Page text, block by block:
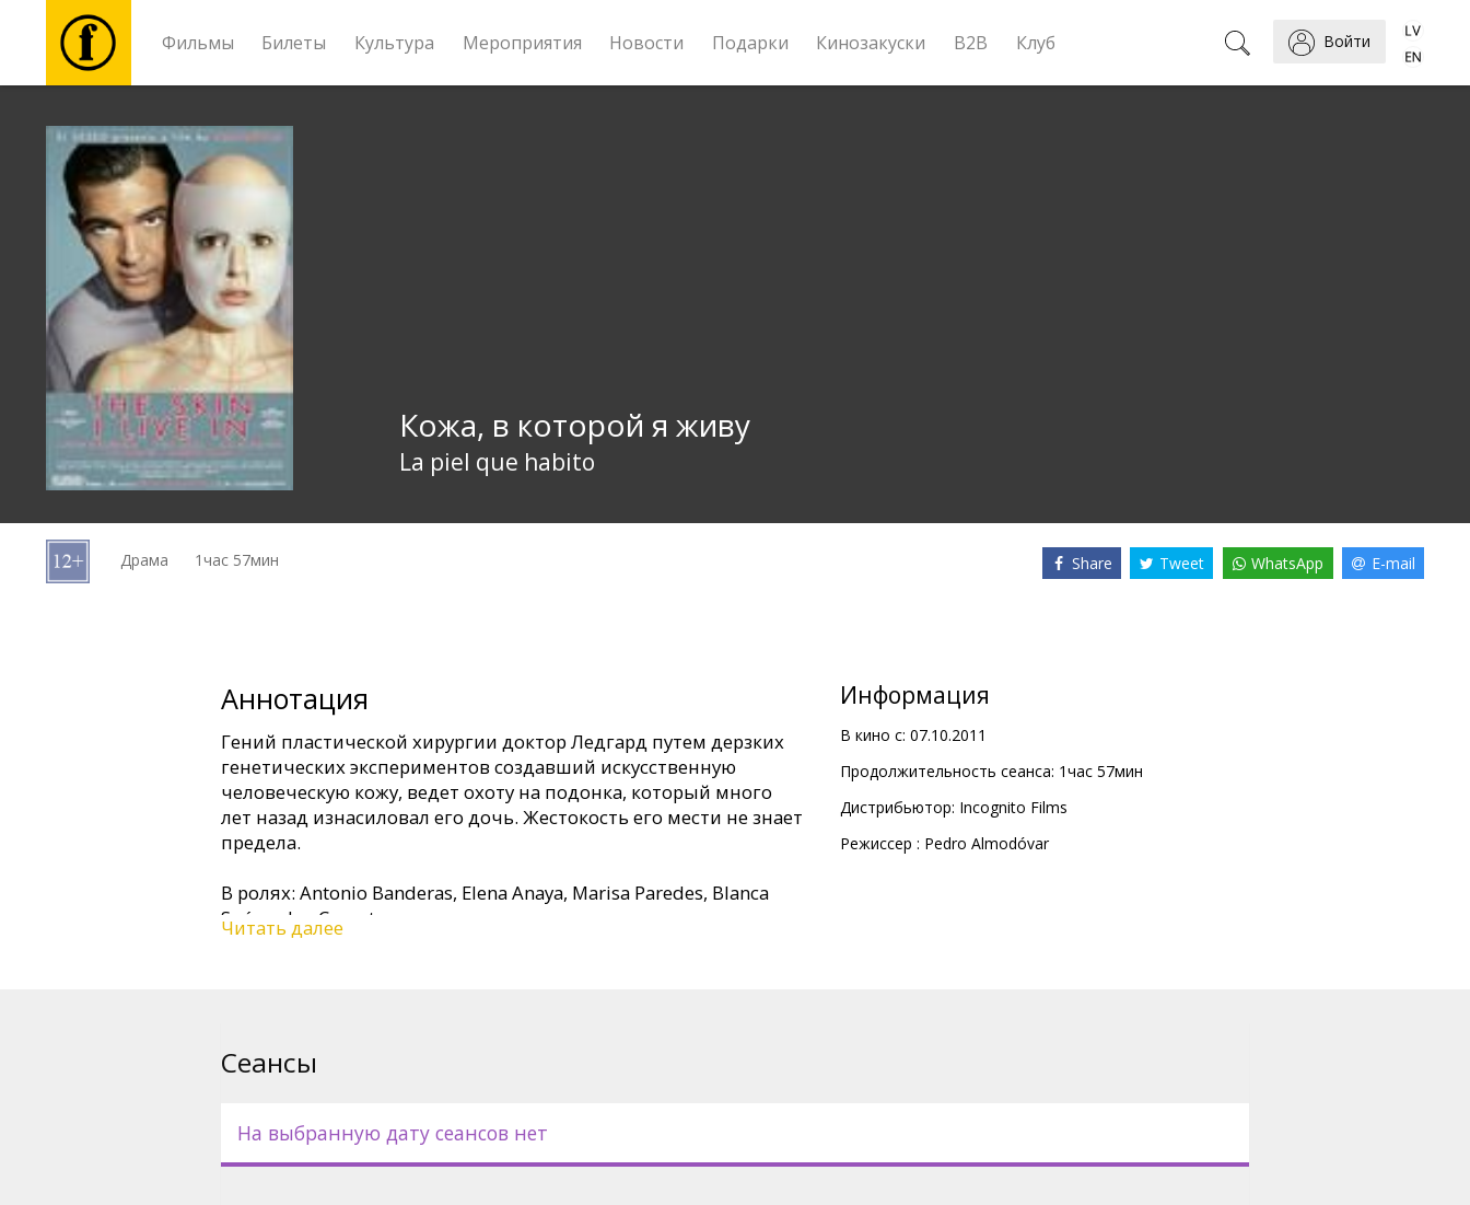
Фильмы Билеты Культура Мероприятия Новости Подарки Кинозакуски B2B Клуб Войти
Билеты
Культура
Мероприятия
Новости
Подарки
B2B
Кожа, в которой я живу
La piel que habito
Драма 1час 57мин Share Tweet WhatsApp E-mail
Аннотация
Гений пластической хирургии доктор Ледгард путем дерзких
генетических экспериментов создавший искусственную
человеческую кожу, ведет охоту на подонка, который много
лет назад изнасиловал его дочь. Жестокость его мести не знает
предела.
В ролях: Antonio Banderas, Elena Anaya, Marisa Paredes, Blanca
Suárez, Jan Cornet
Читать далее
Информация
В кино с: 07.10.2011
Продолжительность сеанса: 1час 57мин
Дистрибьютор: Incognito Films
Pежиссер : Pedro Almodóvar
Сеансы
На выбранную дату сеансов нет